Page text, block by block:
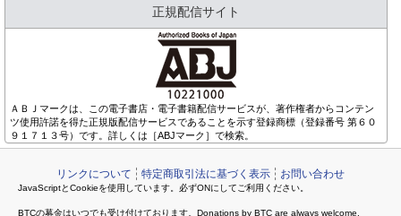
正規配信サイト
ＡＢＪマークは、この電子書店・電子書籍配信サービスが、著作権者からコンテン
ツ使用許諾を得た正規版配信サービスであることを示す登録商標（登録番号 第６０
９１７１３号）です。詳しくは［ABJマーク］で検索。
リンクについて 特定商取引法に基づく表示 お問い合わせ
JavaScriptとCookieを使用しています。必ずONにしてご利用ください。
BTCの募金はいつでも受け付けております。Donations by BTC are always welcome.